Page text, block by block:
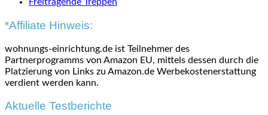
*Affiliate Hinweis:
wohnungs-einrichtung.de ist Teilnehmer des
Partnerprogramms von Amazon EU, mittels dessen durch die
Platzierung von Links zu Amazon.de Werbekostenerstattung
verdient werden kann.
Aktuelle Testberichte